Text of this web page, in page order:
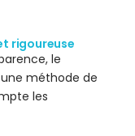
rigoureuse
le
méthode de
les